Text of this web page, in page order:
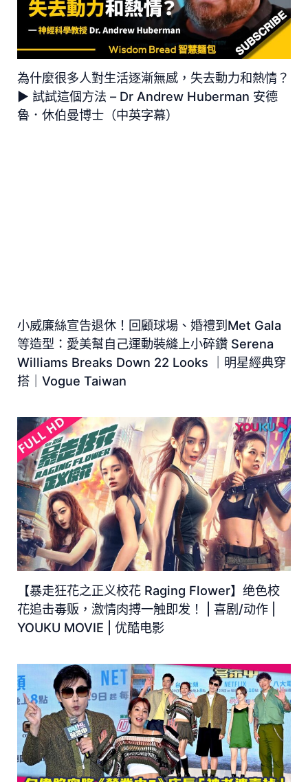
為什麼很多人對生活逐漸無感，失去動力和熱情？
► 試試這個方法 – Dr Andrew Huberman 安德
魯．休伯曼博士（中英字幕）
小威廉絲宣告退休！回顧球場、婚禮到Met Gala
等造型：愛美幫自己運動裝縫上小碎鑽 Serena
Williams Breaks Down 22 Looks ｜明星經典穿
搭｜Vogue Taiwan
【暴走狂花之正义校花 Raging Flower】绝色校
花追击毒贩，激情肉搏一触即发！ | 喜剧/动作 |
YOUKU MOVIE | 优酷电影